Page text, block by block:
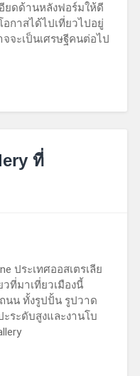
ยดด้านหลังฟอร์มให้ดี
กาสได้ไปเที่ยวไปอยู่
จะเป็นเศรษฐีคนต่อไป
ที่
ประเทศออสเตรเลีย
ที่มาเที่ยวเมืองนี้
นน ทั้งรูปปั้น รูปวาด
ระดับสูงและงานโบ